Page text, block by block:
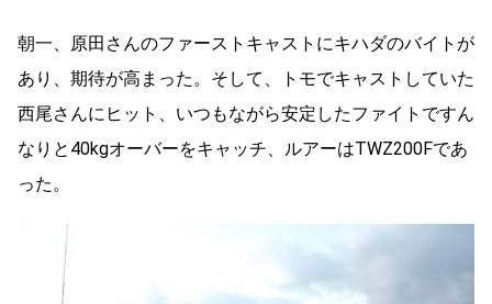
朝一、原田さんのファーストキャストにキハダのバイトが
あり、期待が高まった。そして、トモでキャストしていた
西尾さんにヒット、いつもながら安定したファイトですん
なりと40kgオーバーをキャッチ、ルアーはTWZ200Fであ
った。